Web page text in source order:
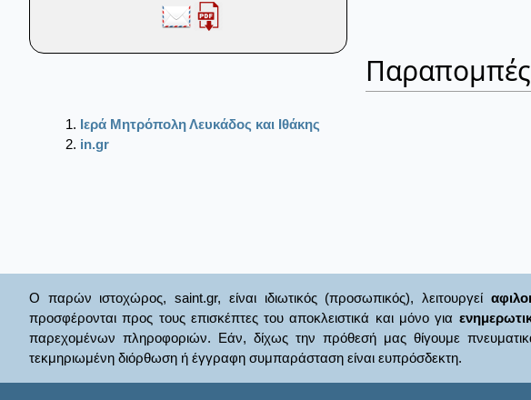
Παραπομπές
Ιερά Μητρόπολη Λευκάδος και Ιθάκης
in.gr
Ο παρών ιστοχώρος, saint.gr, είναι ιδιωτικός (προσωπικός), λειτουργεί
προσφέρονται προς τους επισκέπτες του αποκλειστικά και μόνο για
παρεχομένων πληροφοριών. Εάν, δίχως την πρόθεσή μας θίγουμε
τεκμηριωμένη διόρθωση ή έγγραφη συμπαράσταση είναι ευπρόσδεκτη.